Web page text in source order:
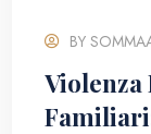
BY
Violenza